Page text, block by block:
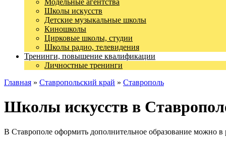
Модельные агентства
Школы искусств
Детские музыкальные школы
Киношколы
Цирковые школы, студии
Школы радио, телевидения
Тренинги, повышение квалификации
Личностные тренинги
Главная » Ставропольский край » Ставрополь
Школы искусств в
В Ставрополе оформить дополнительное образование можно